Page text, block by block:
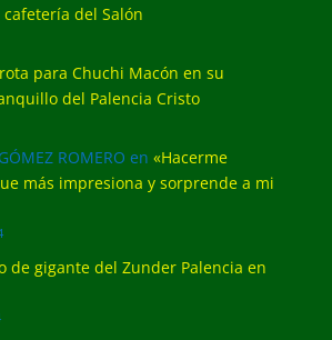
del Salón
para Chuchi Macón en su
del Palencia Cristo
ROMERO en «Hacerme
más impresiona y sorprende a mi
de gigante del Zunder Palencia en